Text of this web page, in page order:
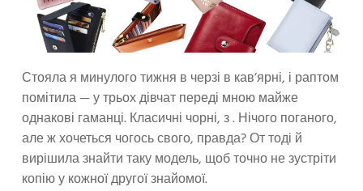
Стояла я минулого тижня в черзі в кав’ярні, і раптом
помітила — у трьох дівчат переді мною майже
однакові гаманці. Класичні чорні, з . Нічого поганого,
але ж хочеться чогось свого, правда? От тоді й
вирішила знайти таку модель, щоб точно не зустріти
копію у кожної другої знайомої.